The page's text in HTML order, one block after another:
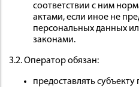
соответствии с ним
актами, если иное не
персональных данных
законами.
3.2. Оператор обязан:
предоставлять